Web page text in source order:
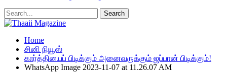
Home
சினி நியூஸ்
கார்த்தியைப் பிடிக்கும் அனைவருக்கும் ஜப்பான் பிடிக்கும்!
WhatsApp Image 2023-11-07 at 11.26.07 AM